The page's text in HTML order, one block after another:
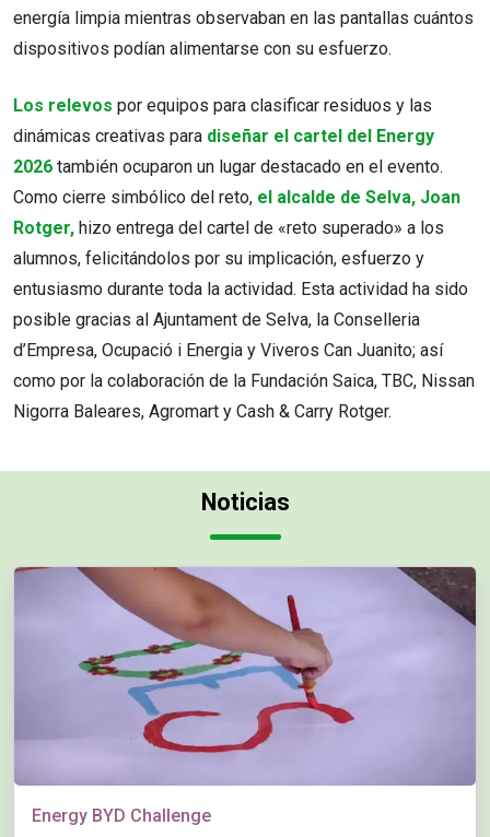
energía limpia mientras observaban en las pantallas cuántos
dispositivos podían alimentarse con su esfuerzo.
Los relevos por equipos para clasificar residuos y las
dinámicas creativas para diseñar el cartel del Energy
2026 también ocuparon un lugar destacado en el evento.
Como cierre simbólico del reto, el alcalde de Selva, Joan
Rotger, hizo entrega del cartel de «reto superado» a los
alumnos, felicitándolos por su implicación, esfuerzo y
entusiasmo durante toda la actividad. Esta actividad ha sido
posible gracias al Ajuntament de Selva, la Conselleria
d’Empresa, Ocupació i Energia y Viveros Can Juanito; así
como por la colaboración de la Fundación Saica, TBC, Nissan
Nigorra Baleares, Agromart y Cash & Carry Rotger.
Noticias
Energy BYD Challenge